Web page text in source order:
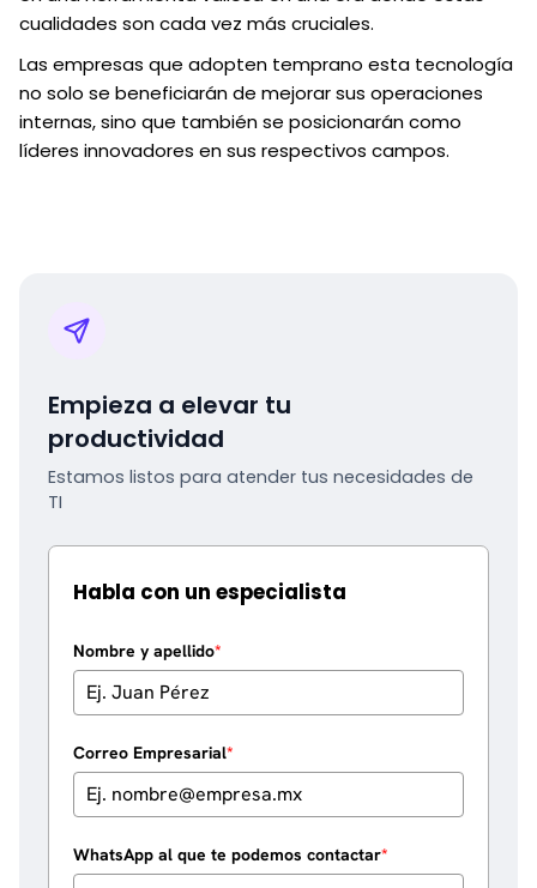
cualidades son cada vez más cruciales.
Las empresas que adopten temprano esta tecnología
no solo se beneficiarán de mejorar sus operaciones
internas, sino que también se posicionarán como
líderes innovadores en sus respectivos campos.
Empieza a elevar tu
productividad
Estamos listos para atender tus necesidades de
TI
Habla con un especialista
Nombre y apellido*
Correo Empresarial*
WhatsApp al que te podemos contactar*